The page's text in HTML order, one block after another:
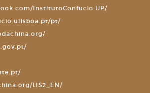
InstitutoConfucio.UP/
pt/
LIS2_EN/